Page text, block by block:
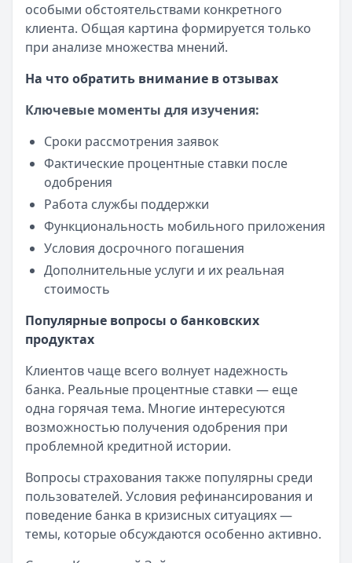
особыми обстоятельствами конкретного
клиента. Общая картина формируется только
при анализе множества мнений.
На что обратить внимание в отзывах
Ключевые моменты для изучения:
Сроки рассмотрения заявок
Фактические процентные ставки после
одобрения
Работа службы поддержки
Функциональность мобильного приложения
Условия досрочного погашения
Дополнительные услуги и их реальная
стоимость
Популярные вопросы о банковских
продуктах
Клиентов чаще всего волнует надежность
банка. Реальные процентные ставки — еще
одна горячая тема. Многие интересуются
возможностью получения одобрения при
проблемной кредитной истории.
Вопросы страхования также популярны среди
пользователей. Условия рефинансирования и
поведение банка в кризисных ситуациях —
темы, которые обсуждаются особенно активно.